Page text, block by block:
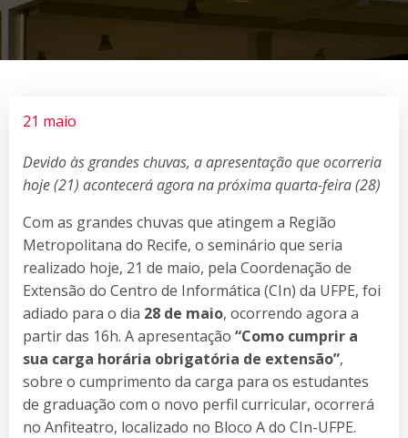
21 maio
Devido às grandes chuvas, a apresentação que ocorreria
hoje (21) acontecerá agora na próxima quarta-feira (28)
Com as grandes chuvas que atingem a Região
Metropolitana do Recife, o seminário que seria
realizado hoje, 21 de maio, pela Coordenação de
Extensão do Centro de Informática (CIn) da UFPE, foi
adiado para o dia 28 de maio, ocorrendo agora a
partir das 16h. A apresentação “Como cumprir a
sua carga horária obrigatória de extensão”,
sobre o cumprimento da carga para os estudantes
de graduação com o novo perfil curricular, ocorrerá
no Anfiteatro, localizado no Bloco A do CIn-UFPE.